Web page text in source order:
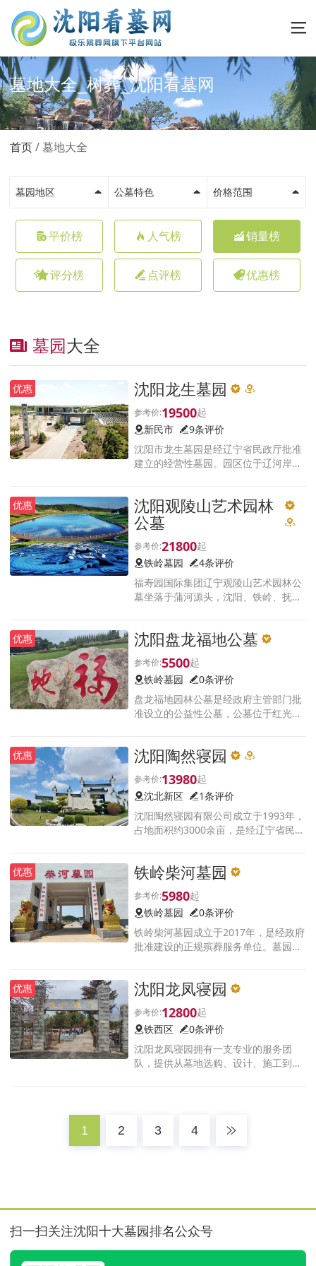
墓地大全_树葬_沈阳看墓网
首页 墓地大全
墓园地区 公墓特色 价格范围
平价榜 人气榜 销量榜
评分榜 点评榜 优惠榜
墓园大全
优惠 沈阳龙生墓园
19500
新民市
9条评价
沈阳市龙生墓园是经辽宁省民政厅批准
建立的经营性墓园。园区位于辽河岸
桥左转即是，距沈阳约38公里
优惠
沈阳观陵山艺术园林
公墓
21800
铁岭墓园
4条评价
福寿园国际集团辽宁观陵山艺术园林公
墓坐落于蒲河源头，沈阳、铁岭、抚顺
秀丽辽阔无垠。
优惠 沈阳盘龙福地公墓
5500
铁岭墓园
0条评价
盘龙福地园林公墓是经政府主管部门批
准设立的公益性公墓，公墓位于红光村
新城区及银州老城区
优惠 沈阳陶然寝园
13980
沈北新区
1条评价
沈阳陶然寝园有限公司成立于1993年，
占地面积约3000余亩，是经辽宁省民政
景秀丽的沈北新区，地处长白山余脉
优惠 铁岭柴河墓园
5980
铁岭墓园
0条评价
铁岭柴河墓园成立于2017年，是经政府
批准建设的正规殡葬服务单位。墓园距
象、俯察地理，墓园内有东西走向形似
优惠 沈阳龙凤寝园
12800
铁西区
0条评价
沈阳龙凤寝园拥有一支专业的服务团
队，提供从墓地选购、设计、施工到后
1 2 3 4
扫一扫关注沈阳十大墓园排名公众号